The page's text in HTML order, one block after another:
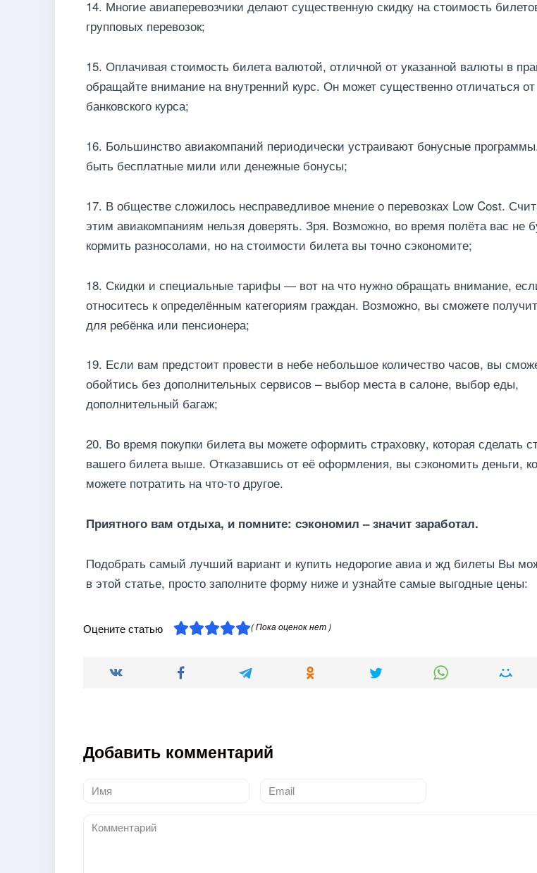
14. Многие авиаперевозчики делают существенную скидку на стоимость
групповых перевозок;
15. Оплачивая стоимость билета валютой, отличной от указанной валюты в
обращайте внимание на внутренний курс. Он может существенно отличаться от
банковского курса;
16. Большинство авиакомпаний периодически устраивают бонусные
быть бесплатные мили или денежные бонусы;
17. В обществе сложилось несправедливое мнение о перевозках Low Cost.
этим авиакомпаниям нельзя доверять. Зря. Возможно, во время полёта вас не
кормить разносолами, но на стоимости билета вы точно сэкономите;
18. Скидки и специальные тарифы — вот на что нужно обращать внимание,
относитесь к определённым категориям граждан. Возможно, вы сможете
для ребёнка или пенсионера;
19. Если вам предстоит провести в небе небольшое количество часов, вы
обойтись без дополнительных сервисов – выбор места в салоне, выбор еды,
дополнительный багаж;
20. Во время покупки билета вы можете оформить страховку, которая сделать
вашего билета выше. Отказавшись от её оформления, вы сэкономить деньги,
можете потратить на что-то другое.
Приятного вам отдыха, и помните: сэкономил – значит заработал.
Подобрать самый лучший вариант и купить недорогие авиа и жд билеты Вы
в этой статье, просто заполните форму ниже и узнайте самые выгодные цены:
Оцените статью ( Пока оценок нет )
Добавить комментарий
Имя
*
Email
*
Комментарий